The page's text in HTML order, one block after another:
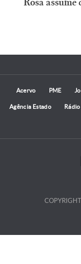
Acervo PME
Agência Estado